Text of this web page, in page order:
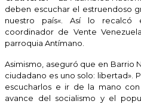
deben escuchar el estruendoso
nuestro país«. Así lo recalcó
coordinador de Vente
parroquia Antímano.
Asimismo, aseguró que en Barrio
ciudadano es uno solo: libertad».
escucharlos e ir de la mano
avance del socialismo y el